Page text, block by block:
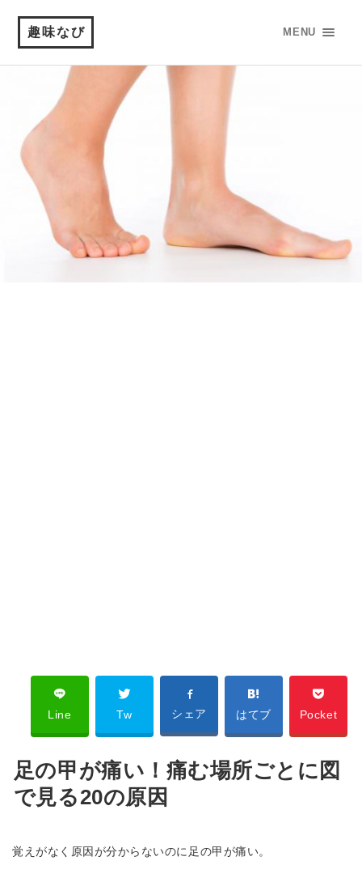
趣味なび MENU
Line Tw シェア はてブ Pocket
足の甲が痛い！痛む場所ごとに図
で見る20の原因
覚えがなく原因が分からないのに足の甲が痛い。